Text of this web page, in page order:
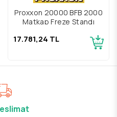
Proxxon 20000 BFB 2000
Matkap Freze Standı
17.781,24 TL